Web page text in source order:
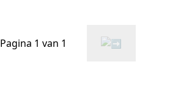
Pagina 1 van 1